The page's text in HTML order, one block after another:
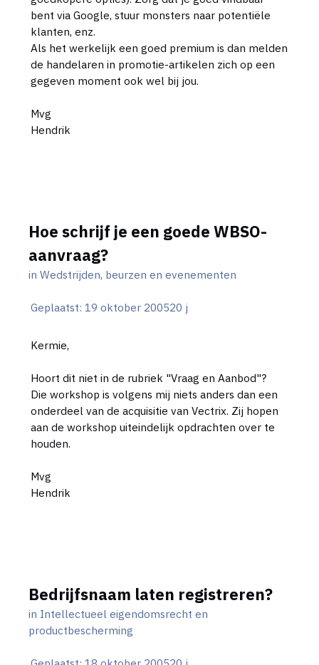
bent via Google, stuur monsters naar potentiële
klanten, enz.
Als het werkelijk een goed premium is dan melden
de handelaren in promotie-artikelen zich op een
gegeven moment ook wel bij jou.
Mvg
Hendrik
Hoe schrijf je een goede WBSO-
aanvraag?
in Wedstrijden, beurzen en evenementen
Geplaatst: 19 oktober 200520 j
Kermie,
Hoort dit niet in de rubriek "Vraag en Aanbod"?
Die workshop is volgens mij niets anders dan een
onderdeel van de acquisitie van Vectrix. Zij hopen
aan de workshop uiteindelijk opdrachten over te
houden.
Mvg
Hendrik
Bedrijfsnaam laten registreren?
in Intellectueel eigendomsrecht en
productbescherming